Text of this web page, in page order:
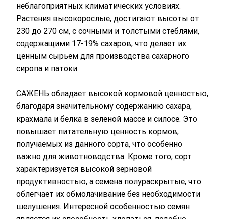
неблагоприятных климатических условиях.
Растения высокорослые, достигают высоты от
230 до 270 см, с сочными и толстыми стеблями,
содержащими 17-19% сахаров, что делает их
ценным сырьем для производства сахарного
сиропа и патоки.
САЖЕНЬ обладает высокой кормовой ценностью,
благодаря значительному содержанию сахара,
крахмала и белка в зеленой массе и силосе. Это
повышает питательную ценность кормов,
получаемых из данного сорта, что особенно
важно для животноводства. Кроме того, сорт
характеризуется высокой зерновой
продуктивностью, а семена полураскрытые, что
облегчает их обмолачивание без необходимости
шелушения. Интересной особенностью семян